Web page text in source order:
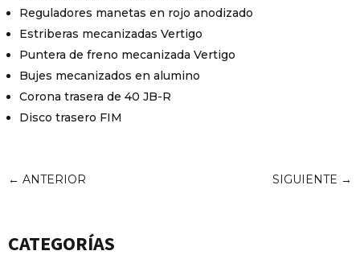
Reguladores manetas en rojo anodizado
Estriberas mecanizadas Vertigo
Puntera de freno mecanizada Vertigo
Bujes mecanizados en alumino
Corona trasera de 40 JB-R
Disco trasero FIM
← ANTERIOR SIGUIENTE →
CATEGORÍAS